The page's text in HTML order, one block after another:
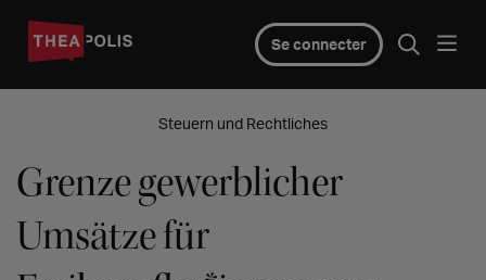
Se connecter
Steuern und Rechtliches
Grenze gewerblicher
Umsätze für